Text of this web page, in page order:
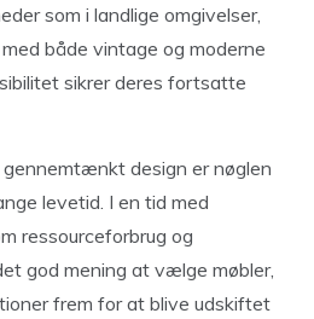
som i landlige omgivelser,
både vintage og moderne
sikrer deres fortsatte
design er nøglen
levetid. I en tid med
ressourceforbrug og
god mening at vælge møbler,
frem for at blive udskiftet